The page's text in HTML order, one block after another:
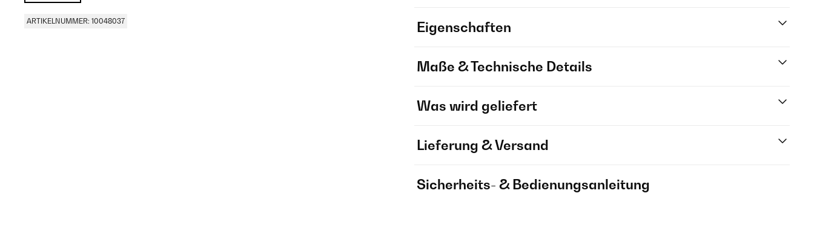
ARTIKELNUMMER: 10048037 Eigenschaften
Maße & Technische Details
Was wird geliefert
Lieferung & Versand
Sicherheits- & Bedienungsanleitung